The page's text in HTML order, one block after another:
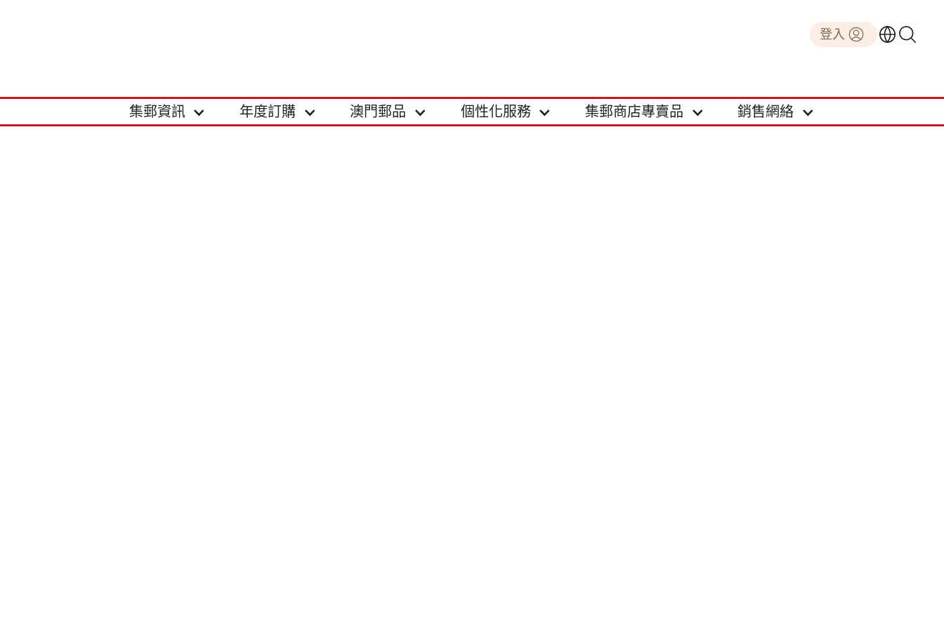
登入
集郵資訊 年度訂購 澳門郵品 個性化服務 集郵商店專賣品 銷售網絡